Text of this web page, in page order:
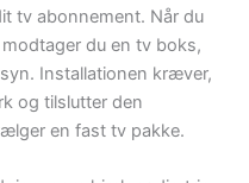
tv abonnement. Når du
du en tv boks,
Installationen kræver,
og tilslutter den
en fast tv pakke.